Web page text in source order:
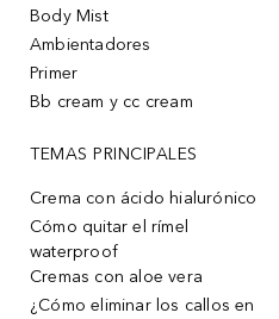
Body Mist
Ambientadores
Primer
Bb cream y cc cream
TEMAS PRINCIPALES
Crema con ácido hialurónico
Cómo quitar el rímel
waterproof
Cremas con aloe vera
¿Cómo eliminar los callos en